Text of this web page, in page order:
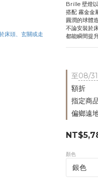
Brille 壁燈
搭配 霧金金
圓潤的球體
不論安裝於
都能瞬間提
至08/
額折
指定商
偏鄉遠
顏色